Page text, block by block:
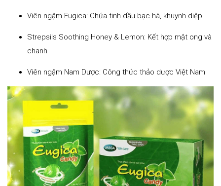
Viên ngậm Eugica: Chứa tinh dầu bạc hà, khuynh diệp
Strepsils Soothing Honey & Lemon: Kết hợp mật ong và
chanh
Viên ngậm Nam Dược: Công thức thảo dược Việt Nam